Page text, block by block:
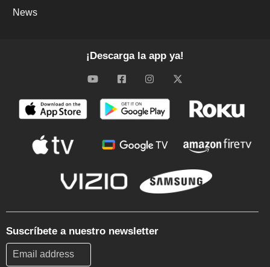
News
¡Descarga la app ya!
Suscríbete a nuestro newsletter